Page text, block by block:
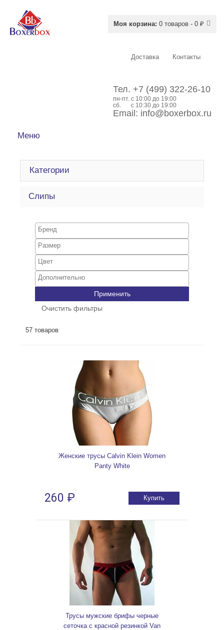
Моя корзина: 0 товаров - 0 ₽
Доставка Контакты
Тел. +7 (499) 322-26-10
пн-пт. c 10:00 до 19:00
сб.
с 10:30 до 19:00
Email: info@boxerbox.ru
Меню
Категории
Слипы
Применить
Очистить фильтры
57 товаров
Женские трусы Calvin Klein Women
Panty White
260 ₽ Купить
Трусы мужские брифы черные
сеточка с красной резинкой Van